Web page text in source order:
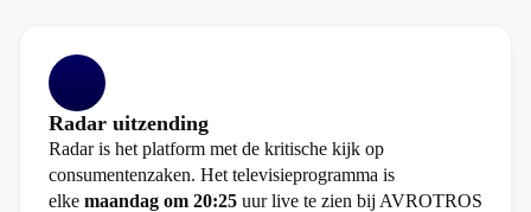
Radar uitzending
Radar is het platform met de kritische kijk op
consumentenzaken. Het televisieprogramma is
elke maandag om 20:25 uur live te zien bij AVROTROS